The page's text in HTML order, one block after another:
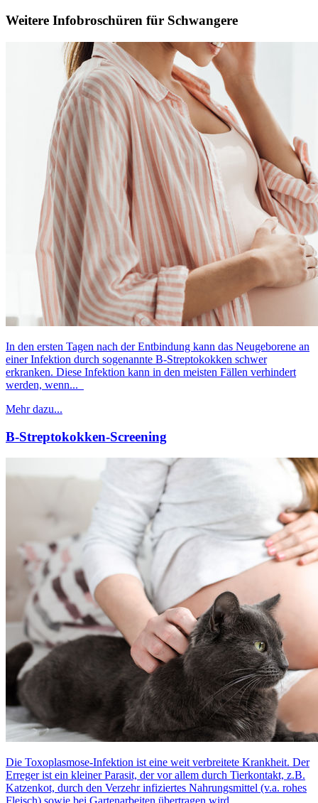
Weitere Infobroschüren für Schwangere
In den ersten Tagen nach der Entbindung kann das Neugeborene an
einer Infektion durch sogenannte B-Streptokokken schwer
erkranken. Diese Infektion kann in den meisten Fällen verhindert
werden, wenn...
Mehr dazu...
B-Streptokokken-Screening
Die Toxoplasmose-Infektion ist eine weit verbreitete Krankheit. Der
Erreger ist ein kleiner Parasit, der vor allem durch Tierkontakt, z.B.
Katzenkot, durch den Verzehr infiziertes Nahrungsmittel (v.a. rohes